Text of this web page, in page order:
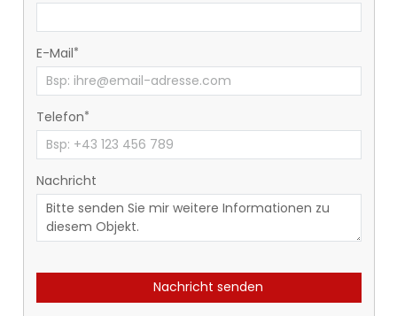
E-Mail
Telefon
Nachricht
Nachricht senden